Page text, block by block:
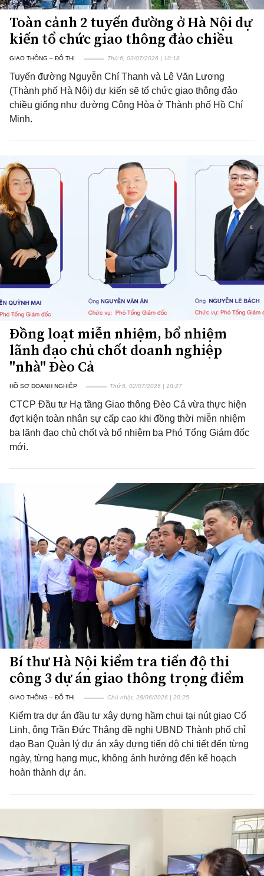
Toàn cảnh 2 tuyến đường ở Hà Nội dự
kiến tổ chức giao thông đảo chiều
GIAO THÔNG – ĐÔ THỊ Thứ 6, 03/07/2026 | 10:18
Tuyến đường Nguyễn Chí Thanh và Lê Văn Lương
(Thành phố Hà Nội) dự kiến sẽ tổ chức giao thông đảo
chiều giống như đường Cộng Hòa ở Thành phố Hồ Chí
Minh.
Đồng loạt miễn nhiệm, bổ nhiệm
lãnh đạo chủ chốt doanh nghiệp
"nhà" Đèo Cả
HỒ SƠ DOANH NGHIỆP Thứ 5, 02/07/2026 | 18:27
CTCP Đầu tư Hạ tầng Giao thông Đèo Cả vừa thực hiện
đợt kiện toàn nhân sự cấp cao khi đồng thời miễn nhiệm
ba lãnh đạo chủ chốt và bổ nhiệm ba Phó Tổng Giám đốc
mới.
Bí thư Hà Nội kiểm tra tiến độ thi
công 3 dự án giao thông trọng điểm
GIAO THÔNG – ĐÔ THỊ Chủ nhật, 28/06/2026 | 20:25
Kiểm tra dự án đầu tư xây dựng hầm chui tại nút giao Cổ
Linh, ông Trần Đức Thắng đề nghị UBND Thành phố chỉ
đạo Ban Quản lý dự án xây dựng tiến độ chi tiết đến từng
ngày, từng hạng mục, không ảnh hưởng đến kế hoạch
hoàn thành dự án.